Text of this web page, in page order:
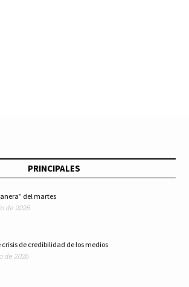
PRINCIPALES
del martes
de 2026
crisis de credibilidad de los medios
de 2026